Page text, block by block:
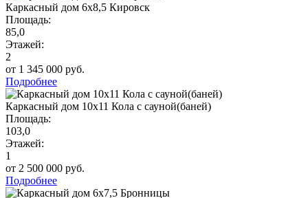
Каркасный дом 6х8,5 Кировск
Площадь:
85,0
Этажей:
2
от 1 345 000 руб.
Подробнее
Каркасный дом 10х11 Кола с сауной(баней)
Площадь:
103,0
Этажей:
1
от 2 500 000 руб.
Подробнее